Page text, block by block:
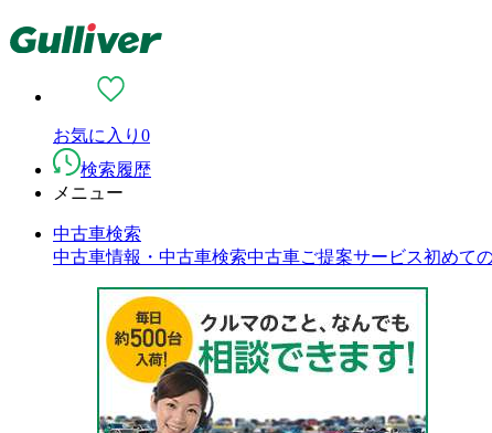
お気に入り 0
検索履歴
メニュー
中古車検索
中古車情報・中古車検索中古車ご提案サービス初めて